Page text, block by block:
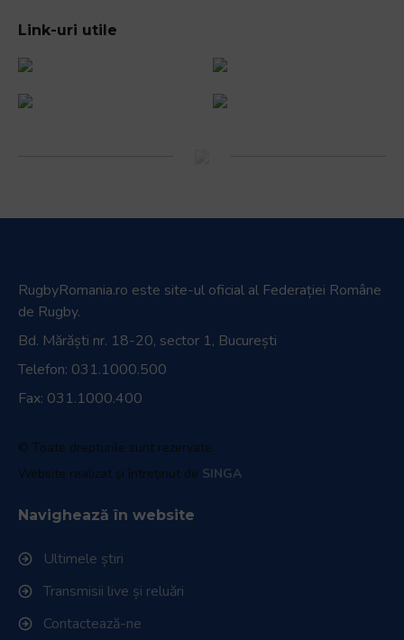
Link-uri utile
RugbyRomania.ro este site-ul oficial al Federației Române
de Rugby.
Bd. Mărăști nr. 18-20, sector 1, București
Telefon: 031.1000.500
Fax: 031.1000.400
© Toate drepturile sunt rezervate.
Website realizat și întreținut de SINGA
Navighează în website
Ultimele știri
Transmisii live și reluări
Contactează-ne